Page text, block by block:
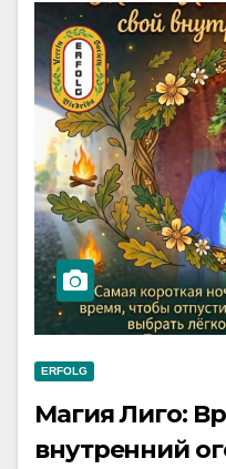
ERFOLG
Магия Лиго:
внутренний